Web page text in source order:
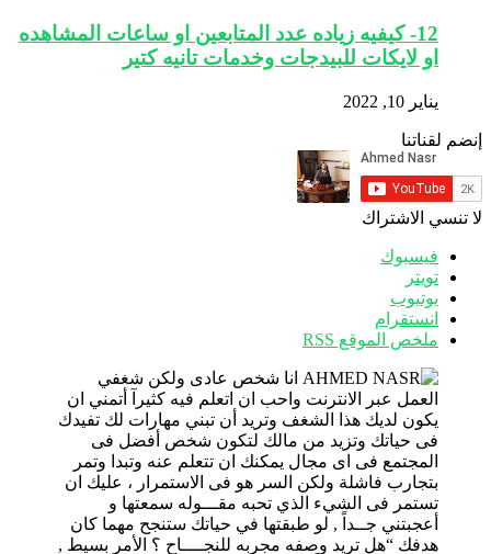
12- كيفيه زياده عدد المتابعين او ساعات المشاهده
او لايكات للبيدجات وخدمات تانيه كتير
يناير 10, 2022
إنضم لقناتنا
لا تنسي الاشتراك
فيسبوك
تويتر
يوتيوب
انستقرام
ملخص الموقع RSS